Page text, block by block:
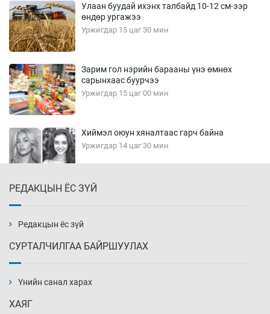
Улаан буудай ихэнх талбайд 10-12 см-ээр
өндөр ургажээ
Уржигдар 15 цаг 30 мин
Зарим гол нэрийн барааны үнэ өмнөх
сарынхаас буурчээ
Уржигдар 15 цаг 00 мин
Хиймэл оюун хяналтаас гарч байна
Уржигдар 14 цаг 30 мин
Уржигдар 14 цаг 00 мин
нэмэгджээ
РЕДАКЦЫН ЁС ЗҮЙ
Редакцын ёс зүй
СУРТАЛЧИЛГАА БАЙРШУУЛАХ
Үнийн санал харах
ХАЯГ